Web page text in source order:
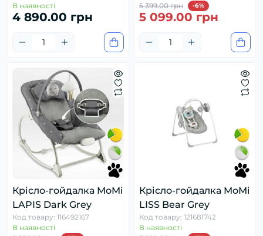
В наявності
4 890.00 грн
5 399.00 грн
-6%
5 099.00 грн
Крісло-гойдалка MoMi
LAPIS Dark Grey
Код товару: 116492167
В наявності
Крісло-гойдалка MoMi
LISS Bear Grey
Код товару: 121681742
В наявності